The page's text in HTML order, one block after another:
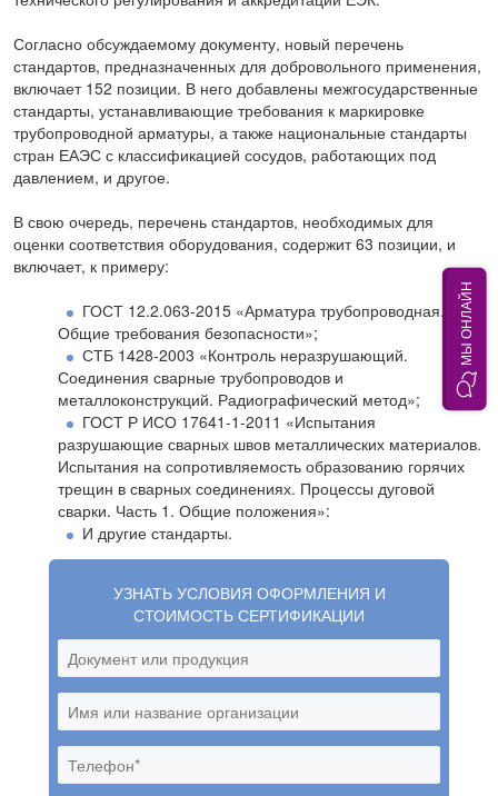
Согласно обсуждаемому документу, новый перечень
стандартов, предназначенных для добровольного применения,
включает 152 позиции. В него добавлены межгосударственные
стандарты, устанавливающие требования к маркировке
трубопроводной арматуры, а также национальные стандарты
стран ЕАЭС с классификацией сосудов, работающих под
давлением, и другое.
В свою очередь, перечень стандартов, необходимых для
оценки соответствия оборудования, содержит 63 позиции, и
включает, к примеру:
ГОСТ 12.2.063-2015 «Арматура трубопроводная.
Общие требования безопасности»;
СТБ 1428-2003 «Контроль неразрушающий.
Соединения сварные трубопроводов и
металлоконструкций. Радиографический метод»;
ГОСТ Р ИСО 17641-1-2011 «Испытания
разрушающие сварных швов металлических материалов.
Испытания на сопротивляемость образованию горячих
трещин в сварных соединениях. Процессы дуговой
сварки. Часть 1. Общие положения»:
И другие стандарты.
УЗНАТЬ УСЛОВИЯ ОФОРМЛЕНИЯ И
СТОИМОСТЬ СЕРТИФИКАЦИИ
МЫ ОНЛАЙН